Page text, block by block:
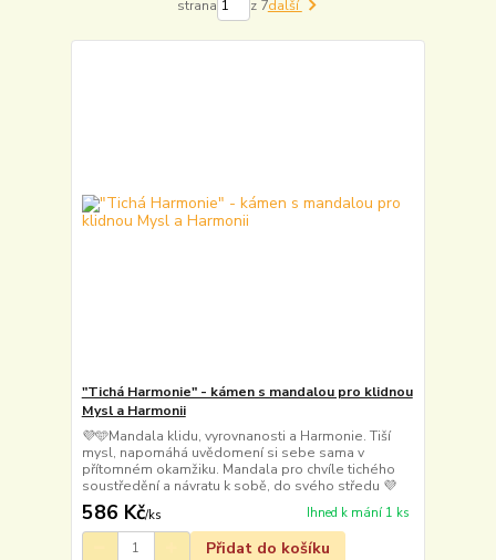
strana z 7další
"Tichá Harmonie" - kámen s mandalou pro klidnou
Mysl a Harmonii
💜🩵Mandala klidu, vyrovnanosti a Harmonie. Tiší
mysl, napomáhá uvědomení si sebe sama v
přítomném okamžiku. Mandala pro chvíle tichého
soustředění a návratu k sobě, do svého středu 💜
586 Kč/ks Ihned k mání 1 ks
Přidat do košíku